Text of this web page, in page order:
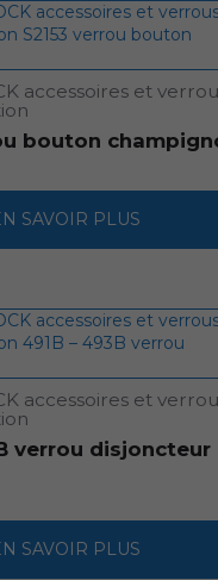
accessoires et
bouton
SAVOIR PLUS
accessoires et
verrou disjoncteur
SAVOIR PLUS